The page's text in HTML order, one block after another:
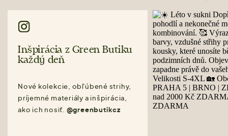
Inšpirácia z Green Butiku
každý deň
Nové kolekcie, obľúbené strihy,
príjemné materiály a inšpirácia,
ako ich nosiť. @greenbutikcz